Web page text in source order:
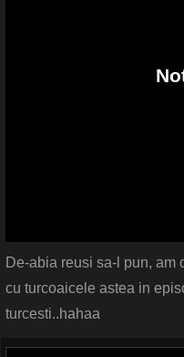
De-abia reusi sa-l pun, am
cu turcoaicele astea in
turcesti..hahaa